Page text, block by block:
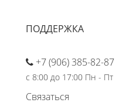
ПОДДЕРЖКА
+7 (906) 385-82-87
с 8:00 до 17:00 Пн - Пт
Связаться